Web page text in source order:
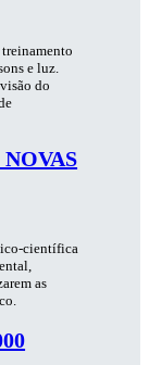
e luz.
do
científica
as